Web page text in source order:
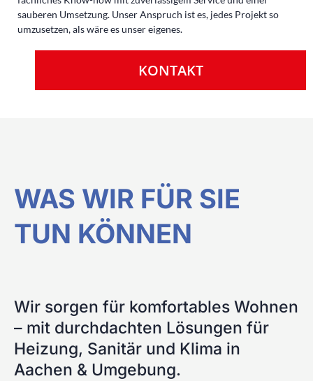
sauberen Umsetzung. Unser Anspruch ist es, jedes Projekt so
umzusetzen, als wäre es unser eigenes.
KONTAKT
WAS WIR FÜR SIE
TUN KÖNNEN
Wir sorgen für komfortables Wohnen
– mit durchdachten Lösungen für
Heizung, Sanitär und Klima in
Aachen & Umgebung.